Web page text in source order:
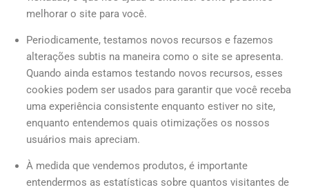
melhorar o site para você.
Periodicamente, testamos novos recursos e fazemos
alterações subtis na maneira como o site se apresenta.
Quando ainda estamos testando novos recursos, esses
cookies podem ser usados para garantir que você receba
uma experiência consistente enquanto estiver no site,
enquanto entendemos quais otimizações os nossos
usuários mais apreciam.
À medida que vendemos produtos, é importante
entendermos as estatísticas sobre quantos visitantes de